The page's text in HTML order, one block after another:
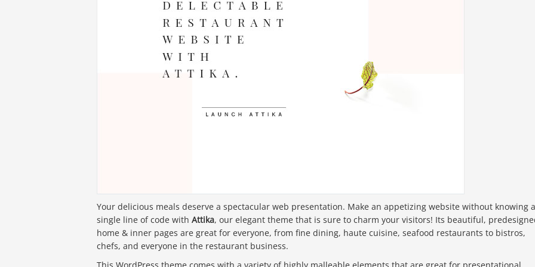
Your delicious meals deserve a spectacular web presentation. Make an appetizing website without knowing a
single line of code with Attika, our elegant theme that is sure to charm your visitors! Its beautiful,
home & inner pages are great for everyone, from fine dining, haute cuisine, seafood restaurants to bistros,
chefs, and everyone in the restaurant business.
This WordPress theme comes with a variety of highly malleable elements that are great for presentational